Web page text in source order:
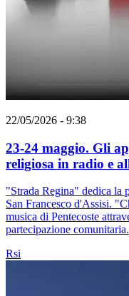
22/05/2026 - 9:38
23-24 maggio. Gli
religiosa in radio e
"Strada Regina" dedica la
San Francesco d'Assisi.
musica di Pentecoste
partecipazione comunitaria.
Rsi